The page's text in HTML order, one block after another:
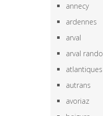
annecy
ardennes
arval
arval rando
atlantiques
autrans
avoriaz